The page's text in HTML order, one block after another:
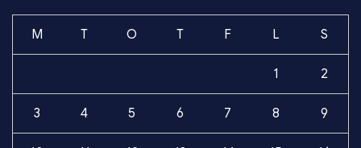
M T O T F L S
1 2
3 4 5 6 7 8 9